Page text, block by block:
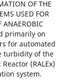
OF THE
USED FOR
ANAEROBIC
primarily on
for automated
turbidity of the
(RALEx)
system.